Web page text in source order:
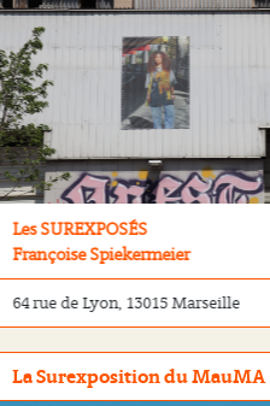
Les SUREXPOSÉS
Françoise Spiekermeier
64 rue de Lyon, 13015 Marseille
La Surexposition du MauMA